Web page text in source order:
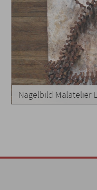
Nagelbild Malatelier